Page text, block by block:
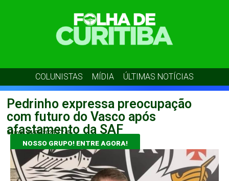
COLUNISTAS MÍDIA ÚLTIMAS NOTÍCIAS
Pedrinho expressa preocupação
com futuro do Vasco após
afastamento da SAF
admin 24/06/2026 17:45
NOSSO GRUPO! ENTRE AGORA!